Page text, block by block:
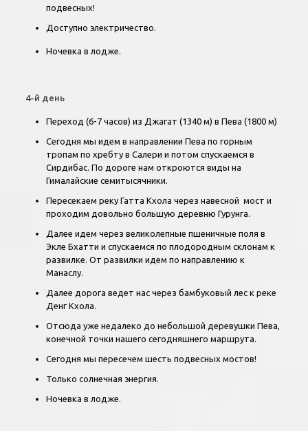
подвесных!
Доступно электричество.
Ночевка в лодже.
4-й день
Переход (6-7 часов) из Джагат (1340 м) в Пева (1800 м)
Сегодня мы идем в направлении Пева по горным
тропам по хребту в Салери и потом спускаемся в
Сирдибас. По дороге нам откроются виды на
Гималайские семитысячники.
Пересекаем реку Гатта Кхола через навесной мост и
проходим довольно большую деревню Гурунга.
Далее идем через великолепные пшеничные поля в
Экле Бхатти и спускаемся по плодородным склонам к
развилке. От развилки идем по направлению к
Манаслу.
Далее дорога ведет нас через бамбуковый лес к реке
Денг Кхола.
Отсюда уже недалеко до небольшой деревушки Пева,
конечной точки нашего сегодняшнего маршрута.
Сегодня мы пересечем шесть подвесных мостов!
Только солнечная энергия.
Ночевка в лодже.